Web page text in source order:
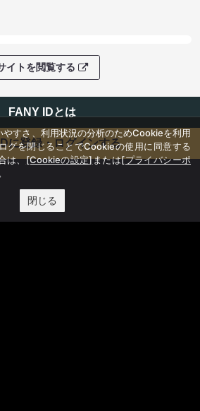
イトを閲覧する
FANY IDとは
に登録・ログインする
やすさ、利用状況の分析のためCookieを利用
グを閉じることでCookieの使用に同意する
は、[Cookieの設定]または[プライバシーポ
閉じる